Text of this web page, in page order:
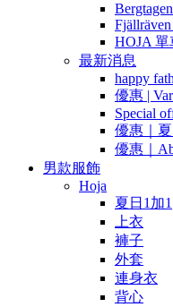
HOJA 單
最新消息
happy
優惠 |
Special
優惠｜
優惠｜
男款服飾
Hoja
夏日1加1
上衣
褲子
外套
連身衣
背心